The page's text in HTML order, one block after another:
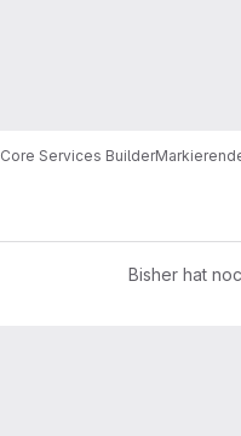
Core Services Builder
Bisher hat